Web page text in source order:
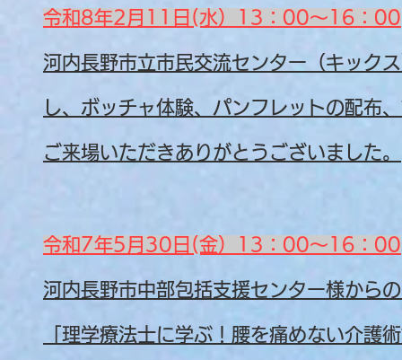
令和8年2月11日(水）13：00～16：00
河内長野市立市民交流センター（キック
し、ボッチャ体験、パンフレットの配布
ご来場いただきありがとうございました。
令和7年5月30日(金）13：00～16：00
河内長野市中部包括支援センター様から
「理学療法士に学ぶ！腰を痛めない介護